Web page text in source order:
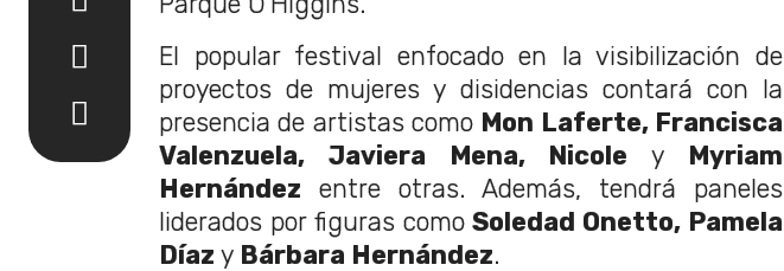
El popular festival enfocado en la visibilización de
proyectos de mujeres y disidencias contará con la
presencia de artistas como Mon Laferte, Francisca
Valenzuela, Javiera Mena, Nicole y Myriam
Hernández entre otras. Además, tendrá paneles
liderados por figuras comoSoledad Onetto, Pamela
Díaz y Bárbara Hernández.